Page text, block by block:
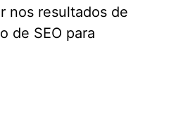
nos resultados de
de SEO para